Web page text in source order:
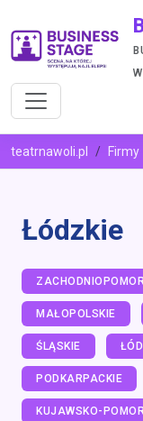
teatrnawoli.pl Firmy
Łódzkie
MAŁOPOLSKIE
ŚLĄSKIE
PODKARPACKIE
KUJAWSKO-